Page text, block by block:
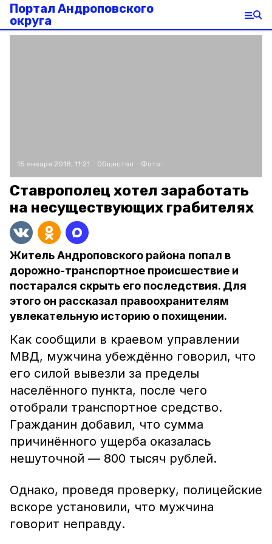
Портал Андроповского
округа
15 января 2018, 11:21 Общество Фото:
Ставрополец хотел заработать
на несуществующих грабителях
Житель Андроповского района попал в
дорожно-транспортное происшествие и
постарался скрыть его последствия. Для
этого он рассказал правоохранителям
увлекательную историю о похищении.
Как сообщили в краевом управлении
МВД, мужчина убеждённо говорил, что
его силой вывезли за пределы
населённого пункта, после чего
отобрали транспортное средство.
Гражданин добавил, что сумма
причинённого ущерба оказалась
нешуточной — 800 тысяч рублей.
Однако, проведя проверку, полицейские
вскоре установили, что мужчина
говорит неправду.